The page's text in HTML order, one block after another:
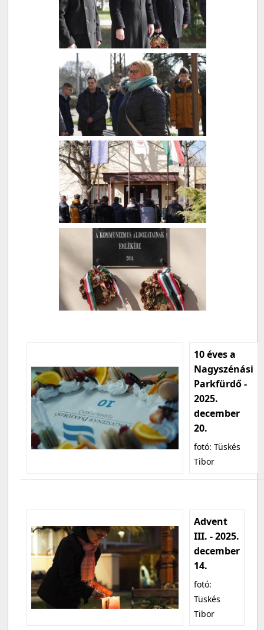
10 éves a
Nagyszénási
Parkfürdő -
2025.
december
20.
fotó: Tüskés
Tibor
Advent
III. - 2025.
december
14.
fotó:
Tüskés
Tibor